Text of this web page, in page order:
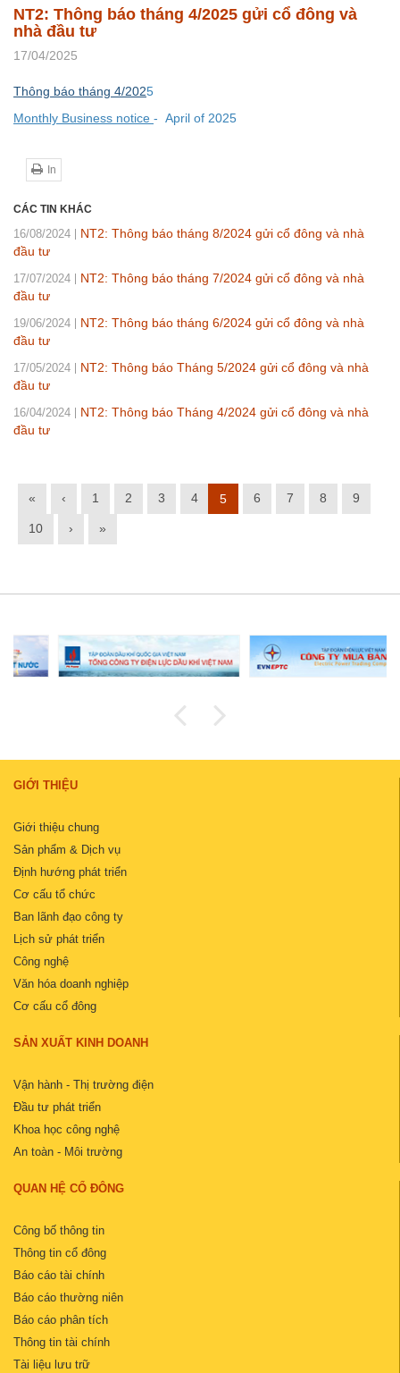
NT2: Thông báo tháng 4/2025 gửi cổ đông và
nhà đầu tư
17/04/2025
Thông báo tháng 4/2025
Monthly Business notice - April of 2025
In
CÁC TIN KHÁC
16/08/2024
NT2: Thông báo tháng 8/2024 gửi cổ đông và nhà
đầu tư
17/07/2024
NT2: Thông báo tháng 7/2024 gửi cổ đông và nhà
đầu tư
19/06/2024
NT2: Thông báo tháng 6/2024 gửi cổ đông và nhà
đầu tư
17/05/2024
NT2: Thông báo Tháng 5/2024 gửi cổ đông và nhà
đầu tư
16/04/2024
NT2: Thông báo Tháng 4/2024 gửi cổ đông và nhà
đầu tư
« ‹ 1 2 3 4 5 6 7 8 9
10 › »
GIỚI THIỆU
Giới thiệu chung
Sản phẩm & Dịch vụ
Định hướng phát triển
Cơ cấu tổ chức
Ban lãnh đạo công ty
Lịch sử phát triển
Công nghệ
Văn hóa doanh nghiệp
Cơ cấu cổ đông
SẢN XUẤT KINH DOANH
Vận hành - Thị trường điện
Đầu tư phát triển
Khoa học công nghệ
An toàn - Môi trường
QUAN HỆ CỔ ĐÔNG
Công bố thông tin
Thông tin cổ đông
Báo cáo tài chính
Báo cáo thường niên
Báo cáo phân tích
Thông tin tài chính
Tài liệu lưu trữ